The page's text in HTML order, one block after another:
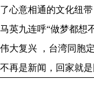
心意相通的文化纽
英九连呼“做梦都想
大复兴 ，台湾同胞
再是新闻，回家就是